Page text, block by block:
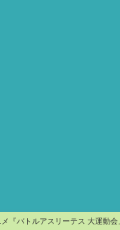
メ『バトルアスリーテス 大運動会